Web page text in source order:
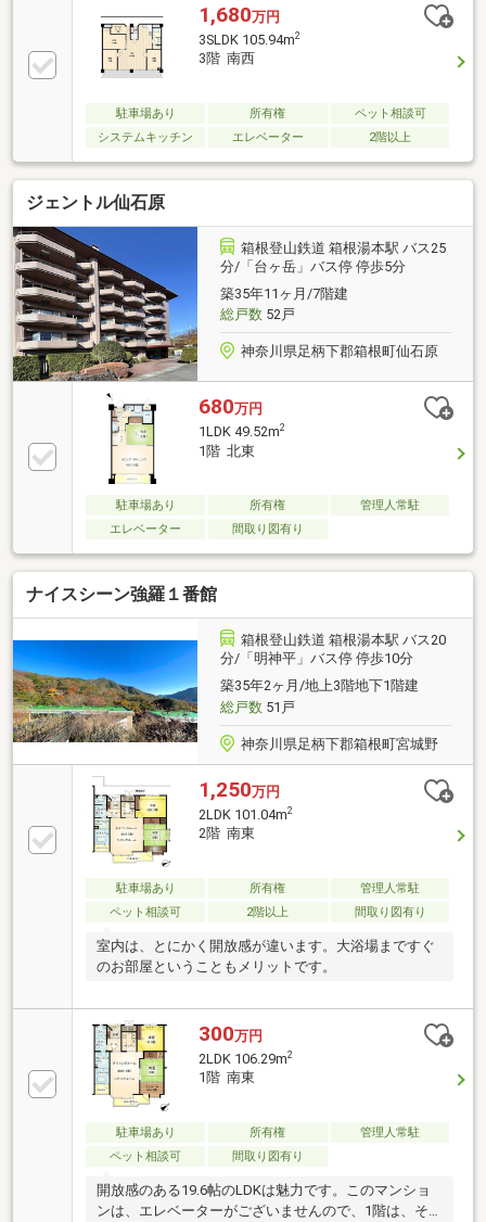
部屋です。南向きで日当たり良好の室内は、夏は涼し
い高原の風が吹き抜け、冬も程よく日差しが差し込
み、通年快適にお過ごしいただけます。ペットとリゾ
ートライフを楽しみたい方におすすめです。お問い合
1,680万円
3SLDK 105.94m2
3階 南西
駐車場あり 所有権
ペット相談可
システムキッチン
エレベーター 2階以上
ジェントル仙石原
箱根登山鉄道 箱根湯本駅 バス25
分/「台ヶ岳」バス停 停歩5分
築35年11ヶ月/7階建
総戸数52戸
神奈川県足柄下郡箱根町仙石原
680万円
1LDK 49.52m2
1階 北東
駐車場あり 所有権
管理人常駐
エレベーター
間取り図有り
ナイスシーン強羅１番館
箱根登山鉄道 箱根湯本駅 バス20
分/「明神平」バス停 停歩10分
築35年2ヶ月/地上3階地下1階建
総戸数51戸
神奈川県足柄下郡箱根町宮城野
1,250万円
2LDK 101.04m2
2階 南東
駐車場あり 所有権
管理人常駐
ペット相談可
2階以上 間取り図有り
室内は、とにかく開放感が違います。大浴場まですぐ
のお部屋ということもメリットです。
300万円
2LDK 106.29m2
1階 南東
駐車場あり 所有権
管理人常駐
ペット相談可
間取り図有り
開放感のある19.6帖のLDKは魅力です。このマンショ
ンは、エレベーターがございませんので、1階は、そ